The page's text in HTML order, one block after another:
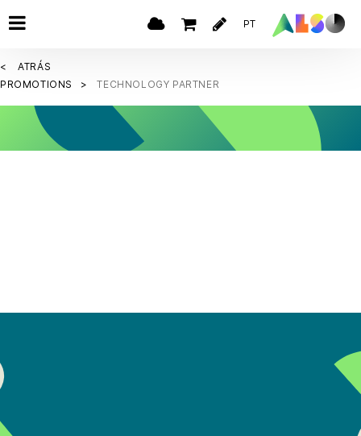
PT
ATRÁS
PROMOTIONS
TECHNOLOGY PARTNER